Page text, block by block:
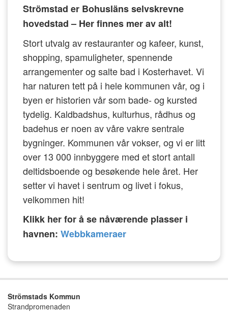
Strömstad er Bohusläns selvskrevne
hovedstad – Her finnes mer av alt!
Stort utvalg av restauranter og kafeer, kunst,
shopping, spamuligheter, spennende
arrangementer og salte bad i Kosterhavet. Vi
har naturen tett på i hele kommunen vår, og i
byen er historien vår som bade- og kursted
tydelig. Kaldbadshus, kulturhus, rådhus og
badehus er noen av våre vakre sentrale
bygninger. Kommunen vår vokser, og vi er litt
over 13 000 innbyggere med et stort antall
deltidsboende og besøkende hele året. Her
setter vi havet i sentrum og livet i fokus,
velkommen hit!
Klikk her for å se nåværende plasser i
havnen: Webbkameraer
Strömstads Kommun
Strandpromenaden